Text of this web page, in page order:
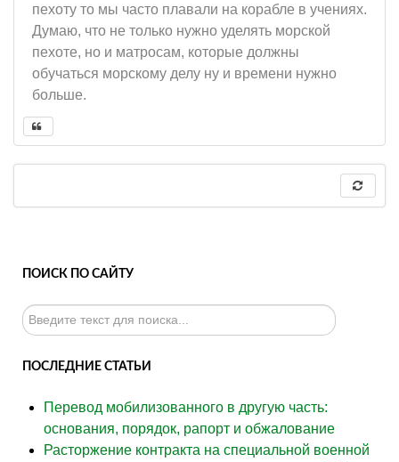
пехоту то мы часто плавали на корабле в учениях.
Думаю, что не только нужно уделять морской
пехоте, но и матросам, которые должны
обучаться морскому делу ну и времени нужно
больше.
ПОИСК ПО САЙТУ
Искать...
ПОСЛЕДНИЕ СТАТЬИ
Перевод мобилизованного в другую часть:
основания, порядок, рапорт и обжалование
Расторжение контракта на специальной военной